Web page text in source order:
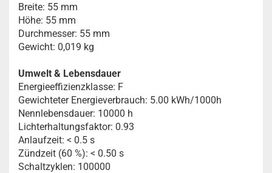
Breite: 55 mm
Höhe: 55 mm
Durchmesser: 55 mm
Gewicht: 0,019 kg
Umwelt & Lebensdauer
Energieeffizienzklasse: F
Gewichteter Energieverbrauch: 5.00 kWh/1000h
Nennlebensdauer: 10000 h
Lichterhaltungsfaktor: 0.93
Anlaufzeit: < 0.5 s
Zündzeit (60 %): < 0.50 s
Schaltzyklen: 100000